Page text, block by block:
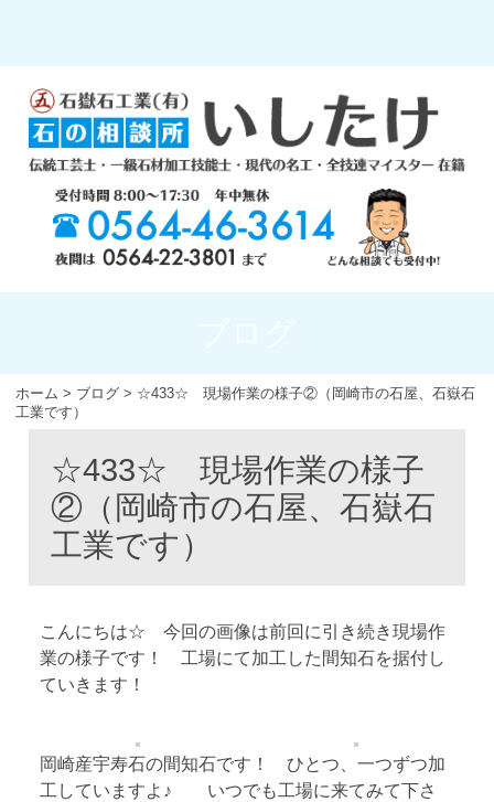
ホーム > ブログ > ☆433☆ 現場作業の様子②（岡崎市の石屋、石嶽石
工業です）
☆433☆ 現場作業の様子
②（岡崎市の石屋、石嶽石
工業です）
こんにちは☆ 今回の画像は前回に引き続き現場作
業の様子です！ 工場にて加工した間知石を据付し
ていきます！
岡崎産宇寿石の間知石です！ ひとつ、一つずつ加
工していますよ♪ いつでも工場に来てみて下さ